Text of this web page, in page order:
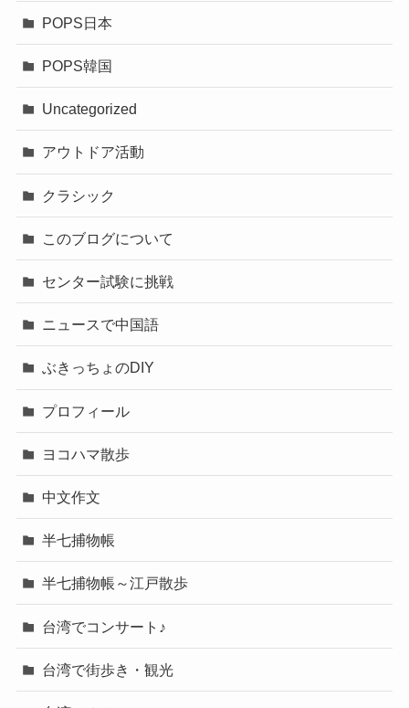
POPS日本
POPS韓国
Uncategorized
アウトドア活動
クラシック
このブログについて
センター試験に挑戦
ニュースで中国語
ぶきっちょのDIY
プロフィール
ヨコハマ散歩
中文作文
半七捕物帳
半七捕物帳～江戸散歩
台湾でコンサート♪
台湾で街歩き・観光